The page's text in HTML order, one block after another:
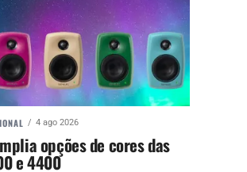
4 ago 2026
opções de cores das
e 4400